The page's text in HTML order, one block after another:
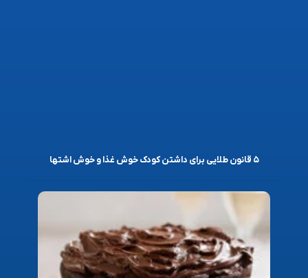
۵ قانون طلایی برای داشتن کودک خوش غذا و خوش اشتها